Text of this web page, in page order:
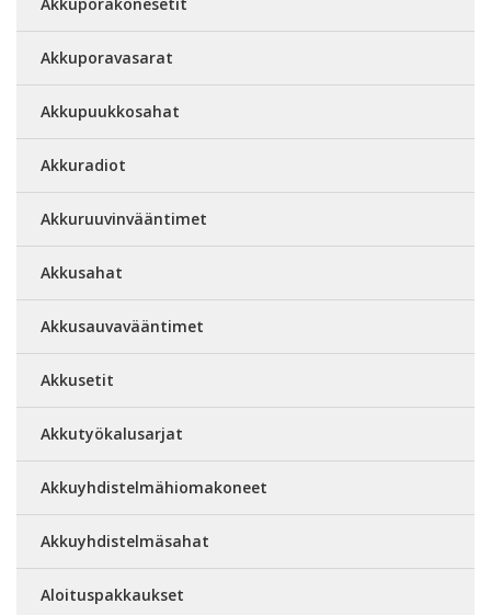
Akkuporavasarat
Akkupuukkosahat
Akkuradiot
Akkuruuvinvääntimet
Akkusahat
Akkusauvavääntimet
Akkusetit
Akkutyökalusarjat
Akkuyhdistelmähiomakoneet
Akkuyhdistelmäsahat
Aloituspakkaukset